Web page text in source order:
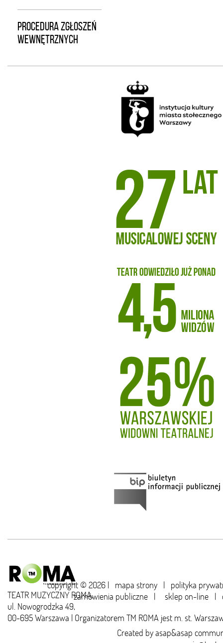
PROCEDURA ZGŁOSZEŃ
WEWNĘTRZNYCH
copyright © 2026 | mapa strony | polityka
zamówienia publiczne | sklep on-line |
TEATR MUZYCZNY ROMA,
ul. Nowogrodzka 49,
00-695 Warszawa | Organizatorem TM ROMA jest m. st.
Created byasap&asap